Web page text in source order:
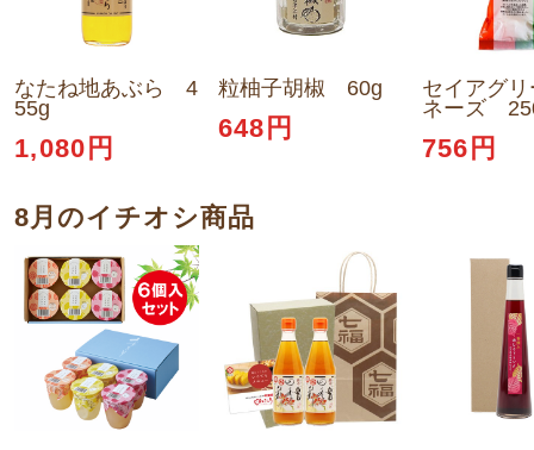
なたね地あぶら 4
55g
1,080円
粒柚子胡椒 60g
648円
セイアグ
ネーズ
756円
8月のイチオシ商品